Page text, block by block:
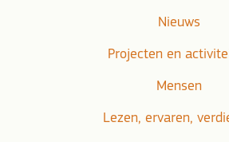
Nieuws
Projecten en
Mensen
Lezen, ervaren,